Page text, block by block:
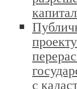
с